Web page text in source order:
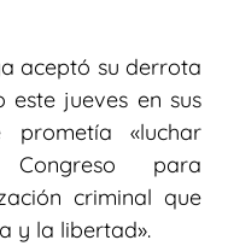
aceptó su derrota
este jueves en sus
«luchar
para
criminal que
y la libertad».